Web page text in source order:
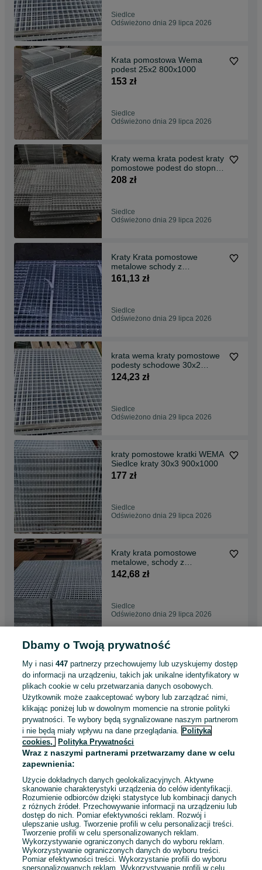
Siedlce
Odświeżono dnia 29 lipca 2026
Krata pomostowa Wema
podest 25x2 800x1000
153 zł
Siedlce
Odświeżono dnia 29 lipca 2026
Kraty wema krata podest kraty
pomostowe podest do stopni
25x2 1280x795
208 zł
Siedlce
Odświeżono dnia 29 lipca 2026
Kraty Krata pomostowe
metalowe schody z
płaskowniaka 30x2
1000x1000
161,13 zł
Siedlce
Odświeżono dnia 29 lipca 2026
krata wema kraty pomostowe
podesty schodowe 30x2
700x1000
124,23 zł
Siedlce
Odświeżono dnia 29 lipca 2026
kraty pomostowe kratki WEMA
Siedlce kraty 30x3 900x1000
177 zł
Siedlce
Odświeżono dnia 29 lipca 2026
Kraty krata pomostowe
metalowe, schody z
142,68 zł
Siedlce
Odświeżono dnia 29 lipca 2026
krata wema kraty pomostowe,
podesty schodowe 25x2
1000x1000
175 zł
Siedlce
Odświeżono dnia 29 lipca 2026
Kraty krata metalowa podest
schodowy WEMA 30x2
Siedlce
Odświeżono dnia 29 lipca 2026
1 2 3 ... 6
Dbamy o Twoją prywatność
My i nasi447 partnerzy przechowujemy lub uzyskujemy dostęp
do informacji na urządzeniu, takich jak unikalne identyfikatory w
plikach cookie w celu przetwarzania danych osobowych.
Użytkownik może zaakceptować wybory lub zarządzać nimi,
klikając poniżej lub w dowolnym momencie na stronie polityki
prywatności. Te wybory będą sygnalizowane naszym partnerom
i nie będą miały wpływu na dane przeglądania. Polityka
cookies,
Polityka Prywatności
Wraz z naszymi partnerami przetwarzamy dane w celu
zapewnienia:
Użycie dokładnych danych geolokalizacyjnych. Aktywne
skanowanie charakterystyki urządzenia do celów identyfikacji.
Rozumienie odbiorców dzięki statystyce lub kombinacji danych
z różnych źródeł. Przechowywanie informacji na urządzeniu lub
dostęp do nich. Pomiar efektywności reklam. Rozwój i
ulepszanie usług. Tworzenie profili w celu personalizacji treści.
Tworzenie profili w celu spersonalizowanych reklam.
Wykorzystywanie ograniczonych danych do wyboru reklam.
Wykorzystywanie ograniczonych danych do wyboru treści.
Pomiar efektywności treści. Wykorzystanie profili do wyboru
spersonalizowanych reklam. Wykorzystywanie profili w celu